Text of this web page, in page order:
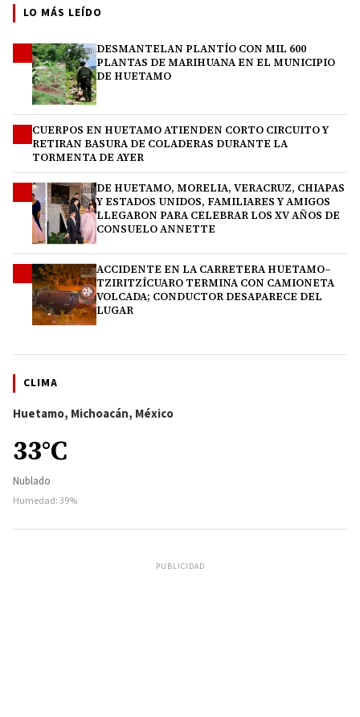
LO MÁS LEÍDO
DESMANTELAN PLANTÍO CON MIL 600
PLANTAS DE MARIHUANA EN EL MUNICIPIO
DE HUETAMO
CUERPOS EN HUETAMO ATIENDEN CORTO CIRCUITO Y
RETIRAN BASURA DE COLADERAS DURANTE LA
TORMENTA DE AYER
DE HUETAMO, MORELIA, VERACRUZ, CHIAPAS
Y ESTADOS UNIDOS, FAMILIARES Y AMIGOS
LLEGARON PARA CELEBRAR LOS XV AÑOS DE
CONSUELO ANNETTE
ACCIDENTE EN LA CARRETERA HUETAMO–
TZIRITZÍCUARO TERMINA CON CAMIONETA
VOLCADA; CONDUCTOR DESAPARECE DEL
LUGAR
CLIMA
Huetamo, Michoacán, México
33°C
Nublado
Humedad: 39%
PUBLICIDAD